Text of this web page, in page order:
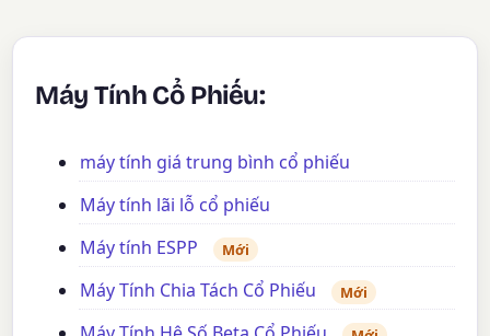
Máy Tính Cổ Phiếu:
máy tính giá trung bình cổ phiếu
Máy tính lãi lỗ cổ phiếu
Máy tính ESPP
Mới
Máy Tính Chia Tách Cổ Phiếu Mới